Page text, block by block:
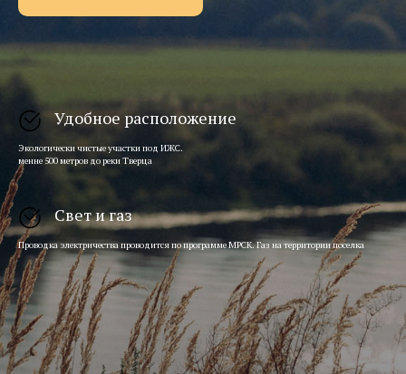
Удобное расположение
Экологически чистые участки под ИЖС.
менне 500 метров до реки Тверца
Свет и газ
Проводка электричества проводится по программе МРСК. Газ на территории поселка